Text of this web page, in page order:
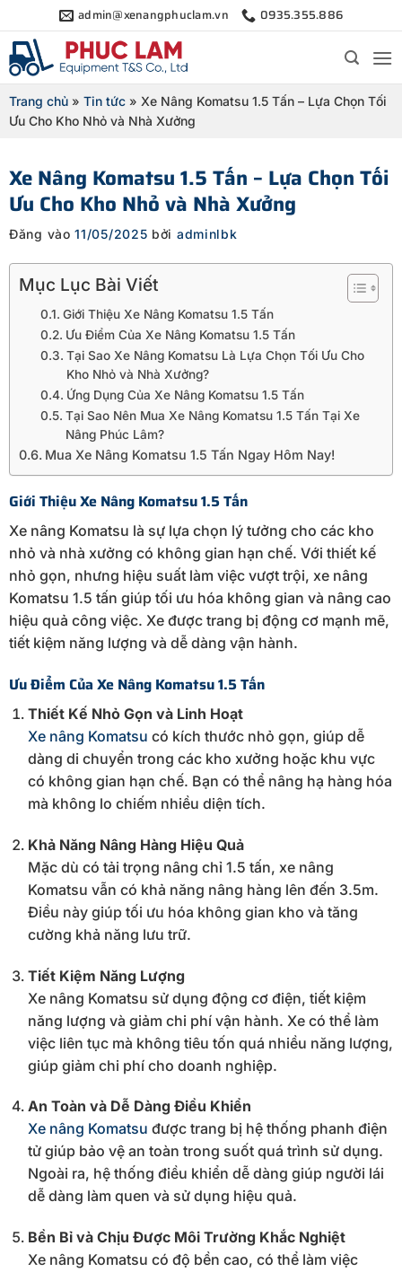
qua
nội
dung
admin@xenangphuclam.vn 0935.355.886
Trang chủ » Tin tức » Xe Nâng Komatsu 1.5 Tấn – Lựa Chọn Tối
Ưu Cho Kho Nhỏ và Nhà Xưởng
Xe Nâng Komatsu 1.5 Tấn – Lựa Chọn Tối
Ưu Cho Kho Nhỏ và Nhà Xưởng
Đăng vào11/05/2025 bởi adminlbk
Mục Lục Bài Viết
Giới Thiệu Xe Nâng Komatsu 1.5 Tấn
Ưu Điểm Của Xe Nâng Komatsu 1.5 Tấn
Tại Sao Xe Nâng Komatsu Là Lựa Chọn Tối Ưu Cho
Kho Nhỏ và Nhà Xưởng?
Ứng Dụng Của Xe Nâng Komatsu 1.5 Tấn
Tại Sao Nên Mua Xe Nâng Komatsu 1.5 Tấn Tại Xe
Nâng Phúc Lâm?
Mua Xe Nâng Komatsu 1.5 Tấn Ngay Hôm Nay!
Giới ThiệuXe Nâng Komatsu1.5Tấn
Xe nâng Komatsu là sự lựa chọn lý tưởng cho các kho
nhỏ và nhà xưởng có không gian hạn chế. Với thiết kế
nhỏ gọn, nhưng hiệu suất làm việc vượt trội, xe nâng
Komatsu 1.5 tấn giúp tối ưu hóa không gian và nâng cao
hiệu quả công việc. Xe được trang bị động cơ mạnh mẽ,
tiết kiệm năng lượng và dễ dàng vận hành.
ƯuĐiểm Của Xe Nâng Komatsu1.5Tấn
Thiết Kế Nhỏ Gọn và Linh Hoạt
Xe nâng Komatsu có kích thước nhỏ gọn, giúp dễ
dàng di chuyển trong các kho xưởng hoặc khu vực
có không gian hạn chế. Bạn có thể nâng hạ hàng hóa
mà không lo chiếm nhiều diện tích.
Khả Năng Nâng Hàng Hiệu Quả
Mặc dù có tải trọng nâng chỉ 1.5 tấn, xe nâng
Komatsu vẫn có khả năng nâng hàng lên đến 3.5m.
Điều này giúp tối ưu hóa không gian kho và tăng
cường khả năng lưu trữ.
Tiết Kiệm Năng Lượng
Xe nâng Komatsu sử dụng động cơ điện, tiết kiệm
năng lượng và giảm chi phí vận hành. Xe có thể làm
việc liên tục mà không tiêu tốn quá nhiều năng lượng,
giúp giảm chi phí cho doanh nghiệp.
An Toàn và Dễ Dàng Điều Khiển
Xe nâng Komatsu được trang bị hệ thống phanh điện
tử giúp bảo vệ an toàn trong suốt quá trình sử dụng.
Ngoài ra, hệ thống điều khiển dễ dàng giúp người lái
dễ dàng làm quen và sử dụng hiệu quả.
Bền Bỉ và Chịu Được Môi Trường Khắc Nghiệt
Xe nâng Komatsu có độ bền cao, có thể làm việc